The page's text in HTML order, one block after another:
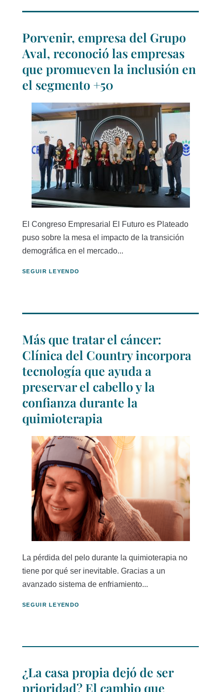
Porvenir, empresa del Grupo
Aval, reconoció las empresas
que promueven la inclusión en
el segmento +50
El Congreso Empresarial El Futuro es Plateado
puso sobre la mesa el impacto de la transición
demográfica en el mercado...
SEGUIR LEYENDO
Más que tratar el cáncer:
Clínica del Country incorpora
tecnología que ayuda a
preservar el cabello y la
confianza durante la
quimioterapia
La pérdida del pelo durante la quimioterapia no
tiene por qué ser inevitable. Gracias a un
avanzado sistema de enfriamiento...
SEGUIR LEYENDO
¿La casa propia dejó de ser
prioridad? El cambio que